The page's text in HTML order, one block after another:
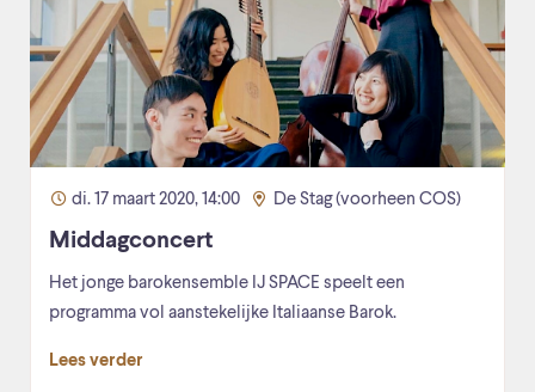
di. 17 maart 2020, 14:00 De Stag (voorheen COS)
Middagconcert
Het jonge barokensemble IJ SPACE speelt een
programma vol aanstekelijke Italiaanse Barok.
Lees verder